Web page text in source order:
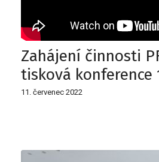
Zahájení činnosti
tisková konference
11. červenec 2022